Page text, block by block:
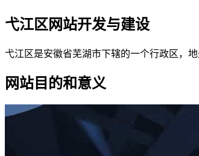
弋江区网站开发与建设
弋江区是安徽省芜湖市下辖的一个行政区，
网站目的和意义